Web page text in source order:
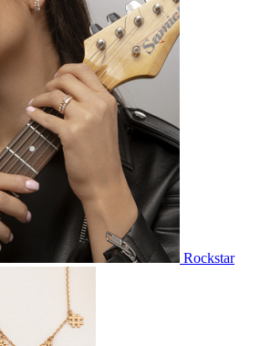
Rockstar